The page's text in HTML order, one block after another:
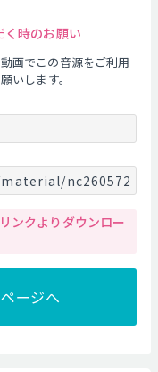
く時のお願い
画でこの音源をご利用
いします。
nc260572
ンクよりダウンロー
ージへ